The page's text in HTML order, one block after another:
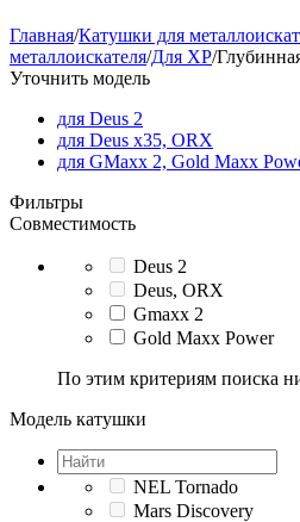
Главная/Катушки для
металлоискателя/Для XP/
Уточнить модель
для Deus 2
для Deus x35, ORX
для GMaxx 2, Gold Maxx
Фильтры
Совместимость
Deus 2
Deus, ORX
Gmaxx 2
Gold Maxx Power
По этим критериям поиска
Модель катушки
NEL Tornado
Mars Discovery